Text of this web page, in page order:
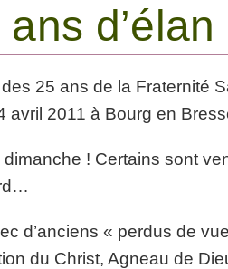
25 ans de la Fraternité
2011 à Bourg en
! Certains sont
d’anciens « perdus de
du Christ, Agneau de